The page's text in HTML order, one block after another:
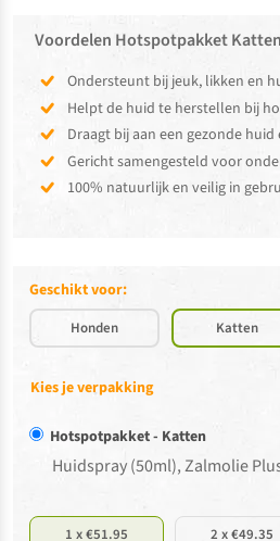
Voordelen Hotspotpakket Katten
Ondersteunt bij jeuk, likken en
Helpt de huid te herstellen bij
Draagt bij aan een gezonde huid
Gericht samengesteld voor
100% natuurlijk en veilig in
Geschikt voor:
Honden Katten
Kies je verpakking
Hotspotpakket - Katten
Huidspray (50ml), Zalmolie
1 x €51.95 2 x €49.35